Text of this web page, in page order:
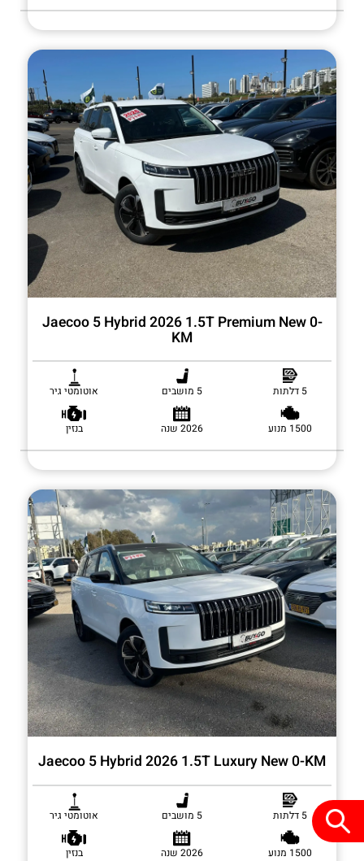
Jaecoo 5 Hybrid 2026 1.5T Premium New 0-
KM
5 דלתות 5 מושבים אוטומטי גיר
1500 מנוע 2026 שנה בנזין
Jaecoo 5 Hybrid 2026 1.5T Luxury New 0-KM
5 דלתות 5 מושבים אוטומטי גיר
1500 מנוע 2026 שנה בנזין